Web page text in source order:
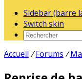
Sidebar (barre
Switch skin
Accueil / Forums /